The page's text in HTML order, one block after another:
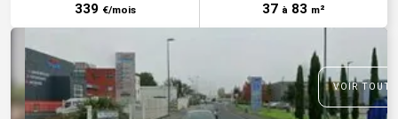
339 €/mois 37 à 83 m²
VOIR